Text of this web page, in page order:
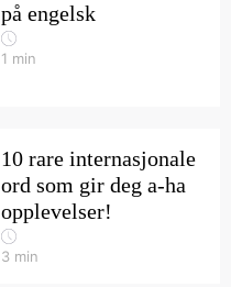
på engelsk
1 min
10 rare internasjonale
ord som gir deg a-ha
opplevelser!
3 min